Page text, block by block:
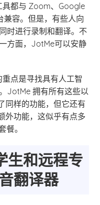
具都与 Zoom、Google
容。但是，有些人向
时进行录制和翻译。不
方面，JotMe可以安静
点是寻找具有人工智
JotMe 拥有所有这些以
同样的功能，但它还有
外功能，这似乎有点多
餐。
生和远程专
翻译器